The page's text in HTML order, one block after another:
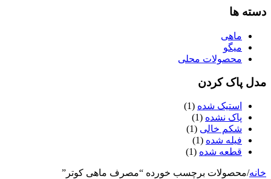
دسته ها
ماهی
میگو
محصولات محلی
مدل پاک کردن
استیک شده (1)
پاک نشده (1)
شکم خالی (1)
فیله شده (1)
قطعه شده (1)
خانه/محصولات برچسب خورده “مصرف ماهی کوتر”